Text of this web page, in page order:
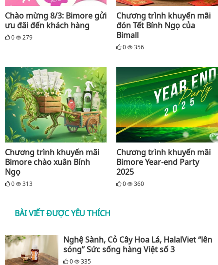
Chào mừng 8/3: Bimore gửi
ưu đãi đến khách hàng
0 279
Chương trình khuyến mãi
đón Tết Bính Ngọ của
Bimall
0 356
Chương trình khuyến mãi
Bimore chào xuân Bính
Ngọ
0 313
Chương trình khuyến mãi
Bimore Year-end Party
2025
0 360
BÀI VIẾT ĐƯỢC YÊU THÍCH
Nghệ Sành, Cỏ Cây Hoa Lá, HalalViet “lên
sóng” Sức sống hàng Việt số 3
0 335